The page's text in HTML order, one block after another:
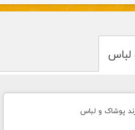
لباس